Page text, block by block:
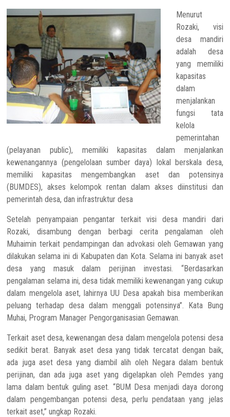
Menurut
Rozaki, visi
desa mandiri
adalah desa
yang memiliki
kapasitas
dalam
menjalankan
fungsi tata
kelola
pemerintahan
(pelayanan public), memiliki kapasitas dalam menjalankan
kewenangannya (pengelolaan sumber daya) lokal berskala desa,
memiliki kapasitas mengembangkan aset dan potensinya
(BUMDES), akses kelompok rentan dalam akses diinstitusi dan
pemerintah desa, dan infrastruktur desa
Setelah penyampaian pengantar terkait visi desa mandiri dari
Rozaki, disambung dengan berbagi cerita pengalaman oleh
Muhaimin terkait pendampingan dan advokasi oleh Gemawan yang
dilakukan selama ini di Kabupaten dan Kota. Selama ini banyak aset
desa yang masuk dalam perijinan investasi. “Berdasarkan
pengalaman selama ini, desa tidak memiliki kewenangan yang cukup
dalam mengelola aset, lahirnya UU Desa apakah bisa memberikan
peluang terhadap desa dalam menggali potensinya”. Kata Bung
Muhai, Program Manager Pengorganisasian Gemawan.
Terkait aset desa, kewenangan desa dalam mengelola potensi desa
sedikit berat. Banyak aset desa yang tidak tercatat dengan baik,
ada juga aset desa yang diambil alih oleh Negara dalam bentuk
perijinan, dan ada juga aset yang digelapkan oleh Pemdes yang
lama dalam bentuk guling aset. “BUM Desa menjadi daya dorong
dalam pengembangan potensi desa, perlu pendataan yang jelas
terkait aset,” ungkap Rozaki.